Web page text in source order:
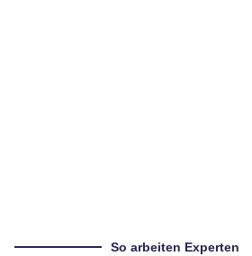
So arbeiten Experten